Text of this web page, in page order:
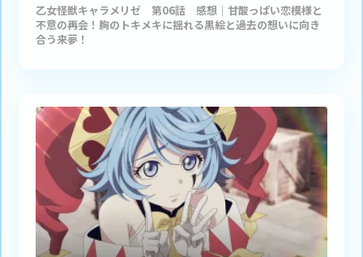
乙女怪獣キャラメリゼ 第06話 感想｜甘酸っぱい恋模様と
不意の再会！胸のトキメキに揺れる黒絵と過去の想いに向き
合う来夢！